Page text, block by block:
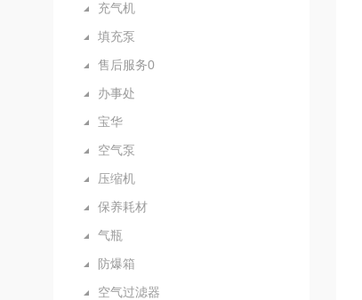
充气机
填充泵
售后服务0
办事处
宝华
空气泵
压缩机
保养耗材
气瓶
防爆箱
空气过滤器